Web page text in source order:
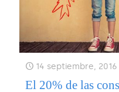
14 septiembre, 2016
El 20% de las